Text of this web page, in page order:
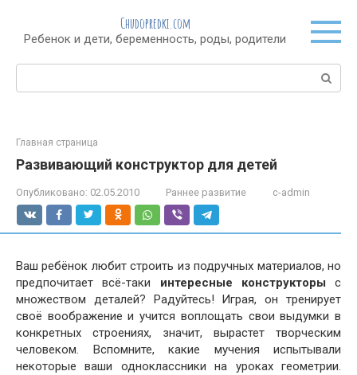
контенту
Chudopredki.com
Ребенок и дети, беременность, роды, родители
Поиск:
Главная страница
Развивающий конструктор для детей
Опубликовано: 02.05.2010 Раннее развитие c-admin
Ваш ребёнок любит строить из подручных материалов, но
предпочитает всё-таки интересные конструкторы с
множеством деталей? Радуйтесь! Играя, он тренирует
своё воображение и учится воплощать свои выдумки в
конкретных строениях, значит, вырастет творческим
человеком. Вспомните, какие мучения испытывали
некоторые ваши одноклассники на уроках геометрии.